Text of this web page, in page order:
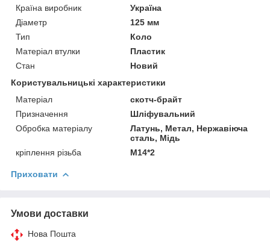
Країна виробник
Україна
Діаметр
125 мм
Тип
Коло
Матеріал втулки
Пластик
Стан
Новий
Користувальницькі характеристики
Матеріал
скотч-брайт
Призначення
Шліфувальний
Обробка матеріалу
Латунь, Метал, Нержавіюча
сталь, Мідь
кріплення різьба
М14*2
Приховати
Умови доставки
Нова Пошта